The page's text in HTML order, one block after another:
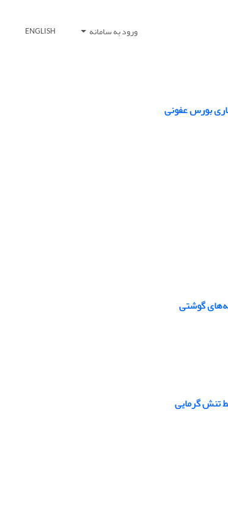
ورود به سامانه ENGLISH
بورس عفونی
گوشتی
تنش گرمایی